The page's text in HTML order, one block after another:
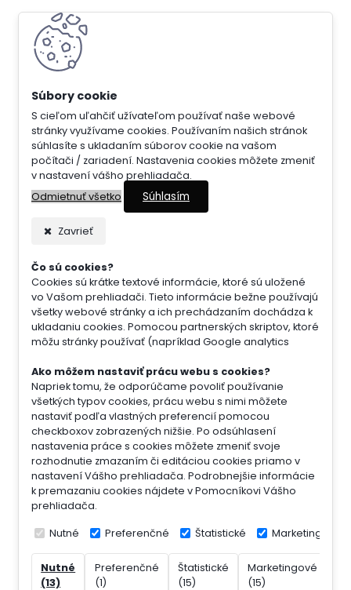
S cieľom uľahčiť užívateľom používať naše webové
stránky využívame cookies. Používaním našich stránok
súhlasíte s ukladaním súborov cookie na vašom
počítači / zariadení. Nastavenia cookies môžete zmeniť
v nastavení vášho prehliadača.
Odmietnuť všetko
Súhlasím
Zavrieť
Čo sú cookies?
Cookies sú krátke textové informácie, ktoré sú uložené
vo Vašom prehliadači. Tieto informácie bežne používajú
všetky webové stránky a ich prechádzaním dochádza k
ukladaniu cookies. Pomocou partnerských skriptov, ktoré
môžu stránky používať (napríklad Google analytics
Ako môžem nastaviť prácu webu s cookies?
Napriek tomu, že odporúčame povoliť používanie
všetkých typov cookies, prácu webu s nimi môžete
nastaviť podľa vlastných preferencií pomocou
checkboxov zobrazených nižšie. Po odsúhlasení
nastavenia práce s cookies môžete zmeniť svoje
rozhodnutie zmazaním či editáciou cookies priamo v
nastavení Vášho prehliadača. Podrobnejšie informácie
k premazaniu cookies nájdete v Pomocníkovi Vášho
prehliadača.
Nutné Preferenčné Štatistické Marketingové
Nutné
(13)
Preferenčné
(1)
Štatistické
(15)
Marketingové
(15)